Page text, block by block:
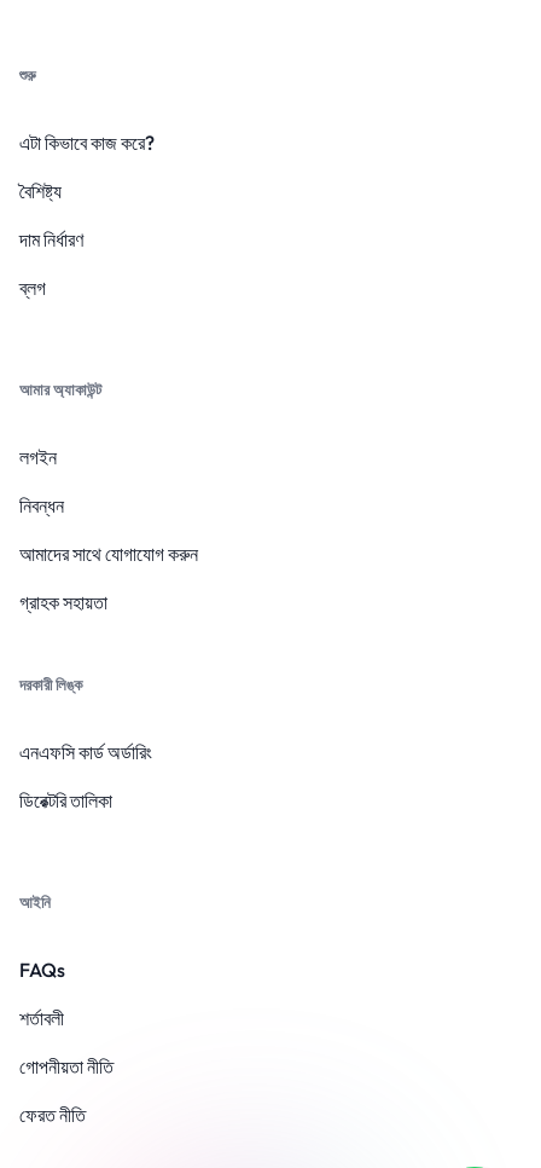
শুরু
এটা কিভাবে কাজ করে?
বৈশিষ্ট্য
দাম নির্ধারণ
ব্লগ
আমার অ্যাকাউন্ট
লগইন
নিবন্ধন
আমাদের সাথে যোগাযোগ করুন
গ্রাহক সহায়তা
দরকারী লিঙ্ক
এনএফসি কার্ড অর্ডারিং
ডিরেক্টরি তালিকা
আইনি
FAQs
শর্তাবলী
গোপনীয়তা নীতি
ফেরত নীতি